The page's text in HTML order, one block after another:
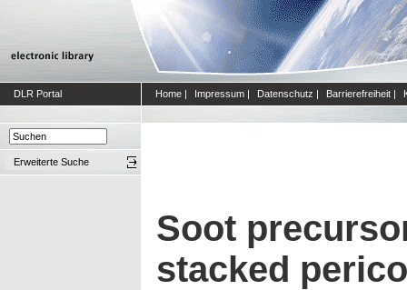
DLR Portal Home | Impressum | Datenschutz | Barrierefreiheit |
Erweiterte Suche
Soot
stacked